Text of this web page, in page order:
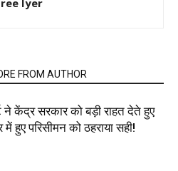
FROM AUTHOR
ने केंद्र सरकार को बड़ी राहत देते हुए
हुए परिसीमन को ठहराया सही!